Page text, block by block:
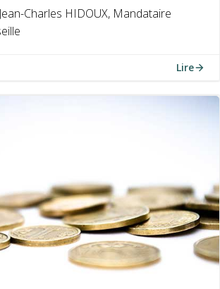
Charles HIDOUX, Mandataire
Lire